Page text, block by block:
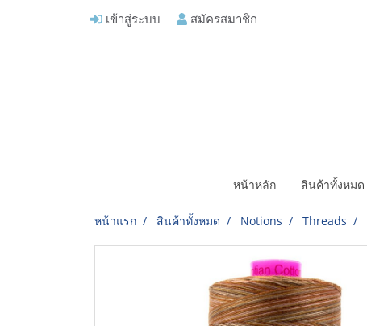
เข้าสู่ระบบ สมัครสมาชิก
หน้าหลัก สินค้าทั้งหมด
หน้าแรก สินค้าทั้งหมด Notions Threads